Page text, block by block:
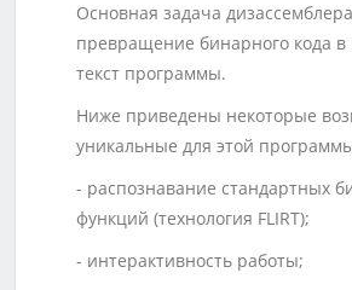
Основная задача
превращение бинарного кода
текст программы.
Ниже приведены некоторые
уникальные для этой
- распознавание стандартных
функций (технология FLIRT);
- интерактивность работы;